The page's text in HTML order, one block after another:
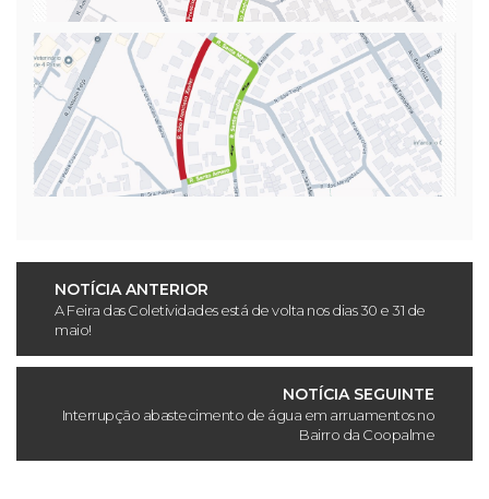
NOTÍCIA ANTERIOR
A Feira das Coletividades está de volta nos dias 30 e 31 de
maio!
NOTÍCIA SEGUINTE
Interrupção abastecimento de água em arruamentos no
Bairro da Coopalme